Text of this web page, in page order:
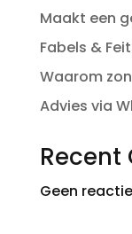
Maakt een
Fabels &
Waarom
Advies via
Recent
Geen